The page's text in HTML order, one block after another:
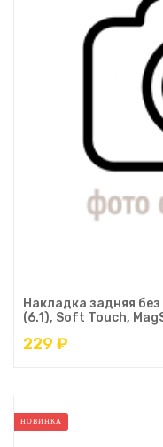
Накладка задняя
(6.1), Soft Touch,
229 ₽
НОВИНКА